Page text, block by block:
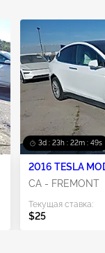
3d : 23h : 22m : 48s
2016 TESLA
CA - FREMONT
Текущая ставка:
$25